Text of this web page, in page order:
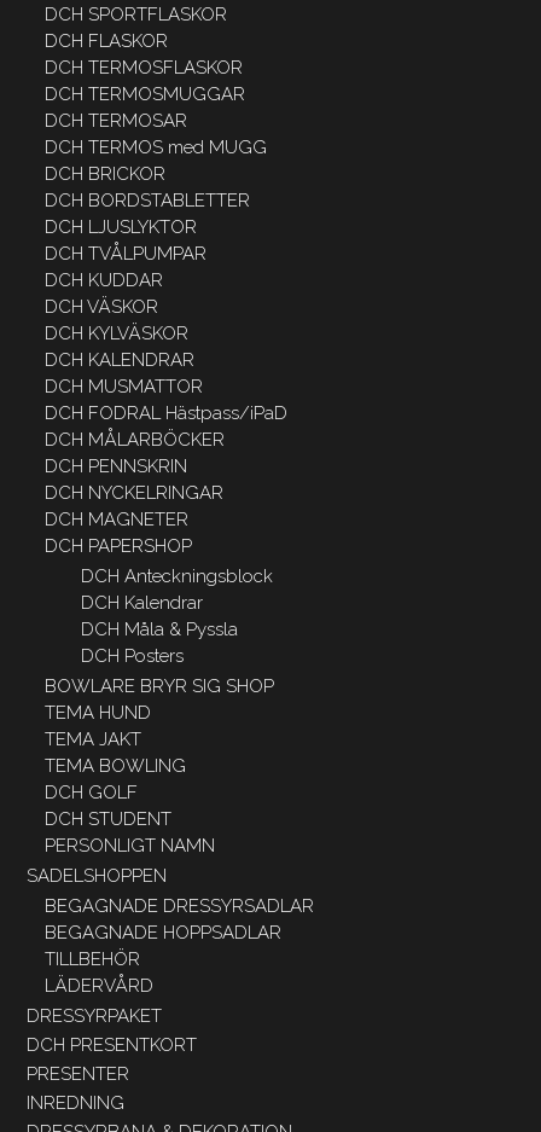
DCH SPORTFLASKOR
DCH FLASKOR
DCH TERMOSFLASKOR
DCH TERMOSMUGGAR
DCH TERMOSAR
DCH TERMOS med MUGG
DCH BRICKOR
DCH BORDSTABLETTER
DCH LJUSLYKTOR
DCH TVÅLPUMPAR
DCH KUDDAR
DCH VÄSKOR
DCH KYLVÄSKOR
DCH KALENDRAR
DCH MUSMATTOR
DCH FODRAL Hästpass/iPaD
DCH MÅLARBÖCKER
DCH PENNSKRIN
DCH NYCKELRINGAR
DCH MAGNETER
DCH PAPERSHOP
DCH Anteckningsblock
DCH Kalendrar
DCH Måla & Pyssla
DCH Posters
BOWLARE BRYR SIG SHOP
TEMA HUND
TEMA JAKT
TEMA BOWLING
DCH GOLF
DCH STUDENT
PERSONLIGT NAMN
SADELSHOPPEN
BEGAGNADE DRESSYRSADLAR
BEGAGNADE HOPPSADLAR
TILLBEHÖR
LÄDERVÅRD
DRESSYRPAKET
DCH PRESENTKORT
PRESENTER
INREDNING